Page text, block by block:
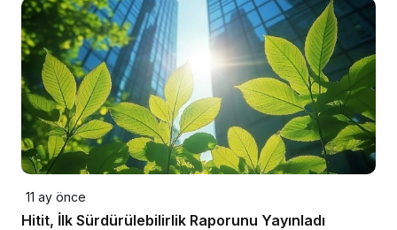
11 ay önce
Hitit, İlk Sürdürülebilirlik Raporunu Yayınladı